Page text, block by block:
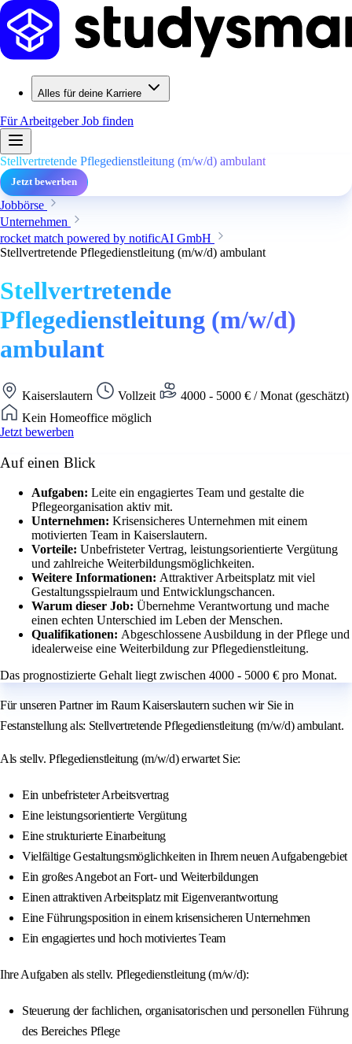
Alles für deine Karriere
Für ArbeitgeberJob finden
Stellvertretende Pflegedienstleitung (m/w/d) ambulant
Jetzt bewerben
Jobbörse
Unternehmen
rocket match powered by notificAI GmbH
Stellvertretende Pflegedienstleitung (m/w/d) ambulant
Stellvertretende
Pflegedienstleitung (m/w/d)
ambulant
Kaiserslautern Vollzeit
4000 - 5000 € / Monat (geschätzt)
Kein Homeoffice möglich
Jetzt bewerben
Auf einen Blick
Aufgaben: Leite ein engagiertes Team und gestalte die
Pflegeorganisation aktiv mit.
Unternehmen: Krisensicheres Unternehmen mit einem
motivierten Team in Kaiserslautern.
Vorteile: Unbefristeter Vertrag, leistungsorientierte Vergütung
und zahlreiche Weiterbildungsmöglichkeiten.
Weitere Informationen: Attraktiver Arbeitsplatz mit viel
Gestaltungsspielraum und Entwicklungschancen.
Warum dieser Job: Übernehme Verantwortung und mache
einen echten Unterschied im Leben der Menschen.
Qualifikationen: Abgeschlossene Ausbildung in der Pflege und
idealerweise eine Weiterbildung zur Pflegedienstleitung.
Das prognostizierte Gehalt liegt zwischen 4000 - 5000 € pro Monat.
Für unseren Partner im Raum Kaiserslautern suchen wir Sie in
Festanstellung als: Stellvertretende Pflegedienstleitung (m/w/d) ambulant.
Als stellv. Pflegedienstleitung (m/w/d) erwartet Sie:
Ein unbefristeter Arbeitsvertrag
Eine leistungsorientierte Vergütung
Eine strukturierte Einarbeitung
Vielfältige Gestaltungsmöglichkeiten in Ihrem neuen Aufgabengebiet
Ein großes Angebot an Fort- und Weiterbildungen
Einen attraktiven Arbeitsplatz mit Eigenverantwortung
Eine Führungsposition in einem krisensicheren Unternehmen
Ein engagiertes und hoch motiviertes Team
Ihre Aufgaben als stellv. Pflegedienstleitung (m/w/d):
Steuerung der fachlichen, organisatorischen und personellen Führung
des Bereiches Pflege